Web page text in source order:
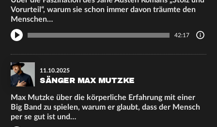
Vorurteil“, warum sie schon immer davon träumte den
Menschen…
42:17
11.10.2025
SÄNGER MAX MUTZKE
Max Mutzke über die körperliche Erfahrung mit einer
Big Band zu spielen, warum er glaubt, dass der Mensch
per se gut ist und…